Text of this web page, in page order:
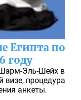
Египта по
году
Шарм-Эль-Шейх в
визе, процедура
анкеты.